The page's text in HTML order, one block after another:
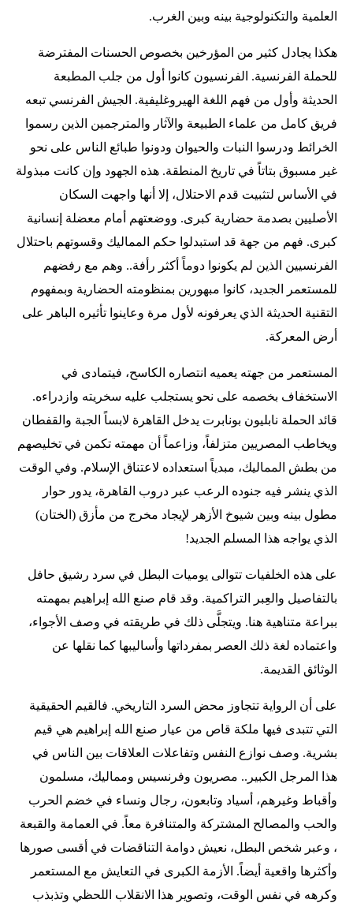
العلمية والتكنولوجية بينه وبين الغرب.
هكذا يجادل كثير من المؤرخين بخصوص الحسنات المفترضة
للحملة الفرنسية. الفرنسيون كانوا أول من جلب المطبعة
الحديثة وأول من فهم اللغة الهيروغليفية. الجيش الفرنسي تبعه
فريق كامل من علماء الطبيعة والآثار والمترجمين الذين رسموا
الخرائط ودرسوا النبات والحيوان ودونوا طبائع الناس على نحو
غير مسبوق بتاتاً في تاريخ المنطقة. هذه الجهود وإن كانت مبذولة
في الأساس لتثبيت قدم الاحتلال، إلا أنها واجهت السكان
الأصليين بصدمة حضارية كبرى. ووضعتهم أمام معضلة إنسانية
كبرى. فهم من جهة قد استبدلوا حكم المماليك وقسوتهم باحتلال
الفرنسيين الذين لم يكونوا دوماً أكثر رأفة.. وهم مع رفضهم
للمستعمر الجديد، كانوا مبهورين بمنظومته الحضارية وبمفهوم
التقنية الحديثة الذي يعرفونه لأول مرة وعاينوا تأثيره الباهر على
أرض المعركة.
المستعمر من جهته يعميه انتصاره الكاسح، فيتمادى في
الاستخفاف بخصمه على نحو يستجلب عليه سخريته وازدراءه.
قائد الحملة نابليون بونابرت يدخل القاهرة لابساً الجبة والقفطان
ويخاطب المصريين متزلفاً، وزاعماً أن مهمته تكمن في تخليصهم
من بطش المماليك، مبدياً استعداده لاعتناق الإسلام. وفي الوقت
الذي ينشر فيه جنوده الرعب عبر دروب القاهرة، يدور حوار
مطول بينه وبين شيوخ الأزهر لإيجاد مخرج من مأزق (الختان)
الذي يواجه هذا المسلم الجديد!
على هذه الخلفيات تتوالى يوميات البطل في سرد رشيق حافل
بالتفاصيل والعِبر التراكمية. وقد قام صنع الله إبراهيم بمهمته
ببراعة متناهية هنا. ويتجلَّى ذلك في طريقته في وصف الأجواء،
واعتماده لغة ذلك العصر بمفرداتها وأساليبها كما نقلها عن
الوثائق القديمة.
على أن الرواية تتجاوز محض السرد التاريخي. فالقيم الحقيقية
التي تتبدى فيها ملكة قاص من عيار صنع الله إبراهيم هي قيم
بشرية. وصف نوازع النفس وتفاعلات العلاقات بين الناس في
هذا المرجل الكبير.. مصريون وفرنسيس ومماليك، مسلمون
وأقباط وغيرهم، أسياد وتابعون، رجال ونساء في خضم الحرب
والحب والمصالح المشتركة والمتنافرة معاً. في العمامة والقبعة
، وعبر شخص البطل، نعيش دوامة التناقضات في أقسى صورها
وأكثرها واقعية أيضاً. الأزمة الكبرى في التعايش مع المستعمر
وكرهه في نفس الوقت، وتصوير هذا الانقلاب اللحظي وتذبذب